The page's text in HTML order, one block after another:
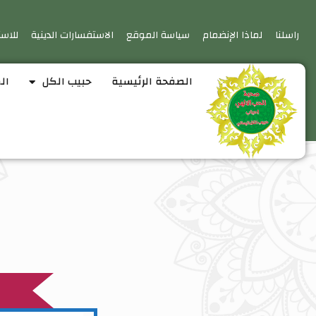
راسلنا لماذا الإنضمام سياسة الموقع الاستفسارات الدينية
الصفحة الرئيسية حبيب الكل